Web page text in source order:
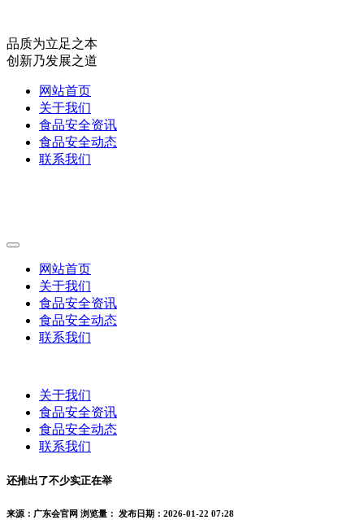
品质为立足之本
创新乃发展之道
网站首页
关于我们
食品安全资讯
食品安全动态
联系我们
网站首页
关于我们
食品安全资讯
食品安全动态
联系我们
关于我们
食品安全资讯
食品安全动态
联系我们
还推出了不少实正在举
来源：广东会官网 浏览量： 发布日期：2026-01-22 07:28